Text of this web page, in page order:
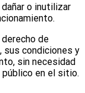
o inutilizar
de
sus condiciones y
sin necesidad
público en el sitio.